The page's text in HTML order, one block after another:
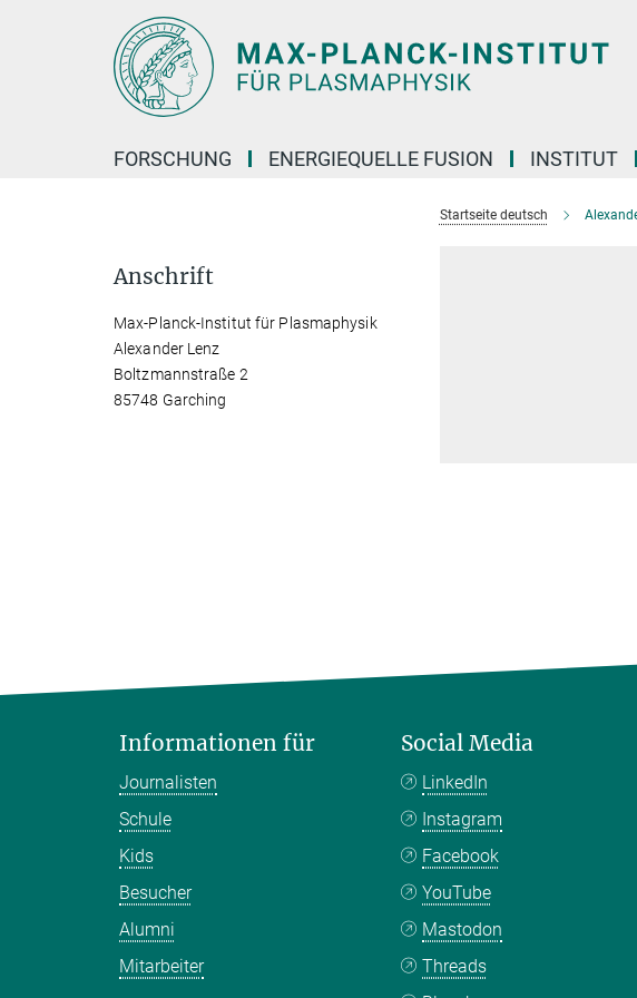
FORSCHUNG ENERGIEQUELLE FUSION INSTITUT
Startseite deutsch
Anschrift
Max-Planck-Institut für Plasmaphysik
Alexander Lenz
Boltzmannstraße 2
85748 Garching
Informationen für
Journalisten
Schule
Kids
Besucher
Alumni
Mitarbeiter
Social Media
LinkedIn
Instagram
Facebook
YouTube
Mastodon
Threads